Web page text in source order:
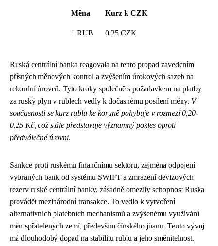
Měna Kurz k CZK
1 RUB 0,25 CZK
Ruská centrální banka reagovala na tento propad zavedením
přísných měnových kontrol a zvýšením úrokových sazeb na
rekordní úroveň. Tyto kroky společně s požadavkem na platby
za ruský plyn v rublech vedly k dočasnému posílení měny. V
současnosti se kurz rublu ke koruně pohybuje v rozmezí 0,20-
0,25 Kč, což stále představuje významný pokles oproti
předválečné úrovni.
Sankce proti ruskému finančnímu sektoru, zejména odpojení
vybraných bank od systému SWIFT a zmrazení devizových
rezerv ruské centrální banky, zásadně omezily schopnost Ruska
provádět mezinárodní transakce. To vedlo k vytvoření
alternativních platebních mechanismů a zvýšenému využívání
měn spřátelených zemí, především čínského jüanu. Tento vývoj
má dlouhodobý dopad na stabilitu rublu a jeho směnitelnost.